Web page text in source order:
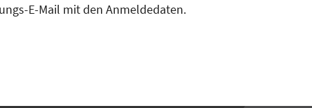
E-Mail mit den An­mel­de­daten.